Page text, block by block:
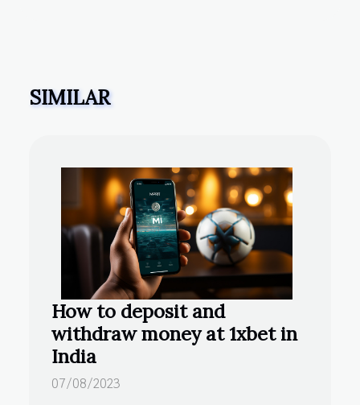
SIMILAR
How to deposit and
withdraw money at 1xbet in
India
07/08/2023